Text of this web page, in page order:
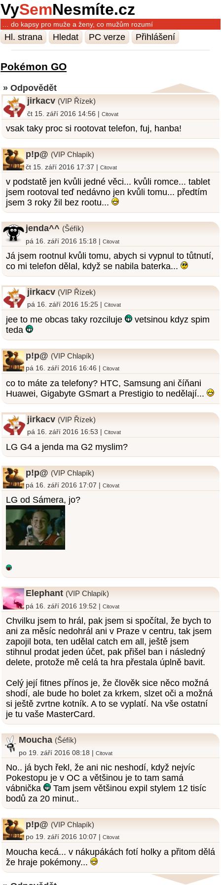
VySemNesmíte.cz
… do kapsy pro muže a ženy, co mužům rozumí
Hl. strana Hledat PC verze Přihlášení
Pokémon GO
» Odpovědět
jirkacv (VIP Řízek)
čt 15. září 2016 14:56 |Citovat
vsak taky proc si rootovat telefon, fuj, hanba!
p!p@ (VIP Chlapík)
čt 15. září 2016 17:37 |Citovat
v podstatě jen kvůli jedné věci... kvůli romce... tablet
jsem rootoval teď nedávno jen kvůli tomu... předtím
jsem 3 roky žil bez rootu...
jenda^^ (Šéfík)
pá 16. září 2016 15:18 |Citovat
Já jsem rootnul kvůli tomu, abych si vypnul to tůtnutí,
co mi telefon dělal, když se nabila baterka...
jirkacv (VIP Řízek)
pá 16. září 2016 15:25 |Citovat
jee to me obcas taky rozciluje
vetsinou kdyz spim
teda
p!p@ (VIP Chlapík)
pá 16. září 2016 16:46 |Citovat
co to máte za telefony? HTC, Samsung ani číňani
Huawei, Gigabyte GSmart a Prestigio to nedělají...
jirkacv (VIP Řízek)
pá 16. září 2016 16:53 |Citovat
LG G4 a jenda ma G2 myslim?
p!p@ (VIP Chlapík)
pá 16. září 2016 17:07 |Citovat
LG od Sámera, jo?
Elephant (VIP Chlapík)
pá 16. září 2016 19:52 |Citovat
Chvilku jsem to hrál, pak jsem si spočítal, že bych to
ani za měsíc nedohrál ani v Praze v centru, tak jsem
zapojil bota, ten udělal catch em all, ještě jsem
stihnul prodat jeden účet, pak přišel ban i následný
delete, protože mě celá ta hra přestala úplně bavit.
Celý její fitnes přínos je, že člověk sice něco možná
shodí, ale bude ho bolet za krkem, slzet oči a možná
si ještě zvrtne kotník. A to se vyplatí. Na vše ostatní
je tu vaše MasterCard.
Moucha (Šéfík)
po 19. září 2016 08:18 | Citovat
No.. já bych řekl, že ani nic neshodí, když nejvíc
Pokestopu je v OC a většinou je to tam samá
vábnička
Tam jsem většinou expil stylem 12 tisíc
bodů za 20 minut..
p!p@ (VIP Chlapík)
po 19. září 2016 10:07 |Citovat
Moucha kecá... v nákupákách fotí holky a přitom dělá
že hraje pokémony...